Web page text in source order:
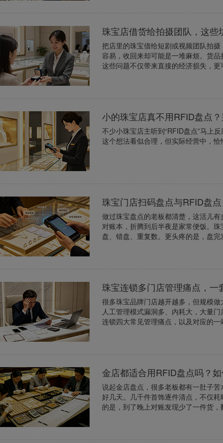
珠宝店借货给拍摄团队，这
把店里的珠宝借给短剧或视频团队拍
容易，收回来却可能是一堆麻烦。货
这些问题不仅带来直接的经济损失，
小的珠宝店真不用RFID盘点
不少小珠宝店主听到“RFID盘点”马上
这个想法看似合理，但实际经营中，
珠宝门店扫码盘点与RFID盘
做过珠宝盘点的老板都清楚，这活儿
对账本，折腾到后半夜是家常便饭。
盘、错盘、重复数。更头疼的是，盘
珠宝连锁多门店管理痛点，一
很多珠宝品牌门店越开越多，但规模
人工管理模式漏洞多、内耗大，大量
连锁四大常见管理痛点，以及对应的
金店都适合用RFID盘点吗？
说起金店盘点，很多老板都有一肚子
好几天。几千件首饰逐件清点，不仅
的是，到了晚上对账发现少了一件货